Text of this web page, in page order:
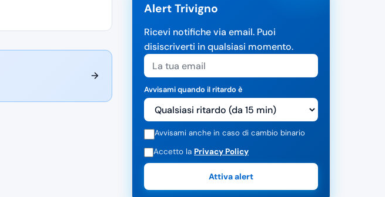
Alert Trivigno
Ricevi notifiche via email. Puoi
disiscriverti in qualsiasi momento.
Avvisami quando il ritardo è
Avvisami anche in caso di cambio binario
Accetto la Privacy Policy
Attiva alert